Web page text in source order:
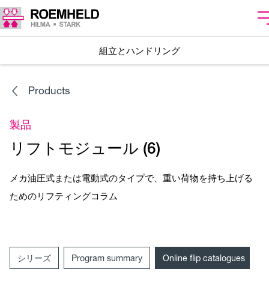
組立とハンドリング
Products
製品
リフトモジュール (6)
メカ油圧式または電動式のタイプで、重い荷物を持ち上げる
ためのリフティングコラム
シリーズ Program summary Online flip catalogues